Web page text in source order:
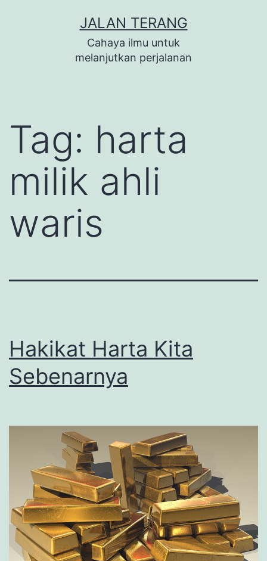
JALAN TERANG
Cahaya ilmu untuk
melanjutkan perjalanan
Tag: harta
milik ahli
waris
Hakikat Harta Kita
Sebenarnya